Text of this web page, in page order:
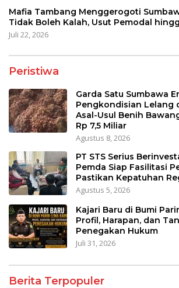
Mafia Tambang Menggerogoti
Tidak Boleh Kalah, Usut Pemodal
Juli 22, 2026
Peristiwa
Garda Satu Sumbawa
Pengkondisian Lelang
Asal-Usul Benih
Rp 7,5 Miliar
Agustus 8, 2026
PT STS Serius
Pemda Siap Fasilitasi
Pastikan Kepatuhan
Agustus 5, 2026
Kajari Baru di Bumi
Profil, Harapan, dan
Penegakan Hukum
Juli 31, 2026
Berita Terpopuler